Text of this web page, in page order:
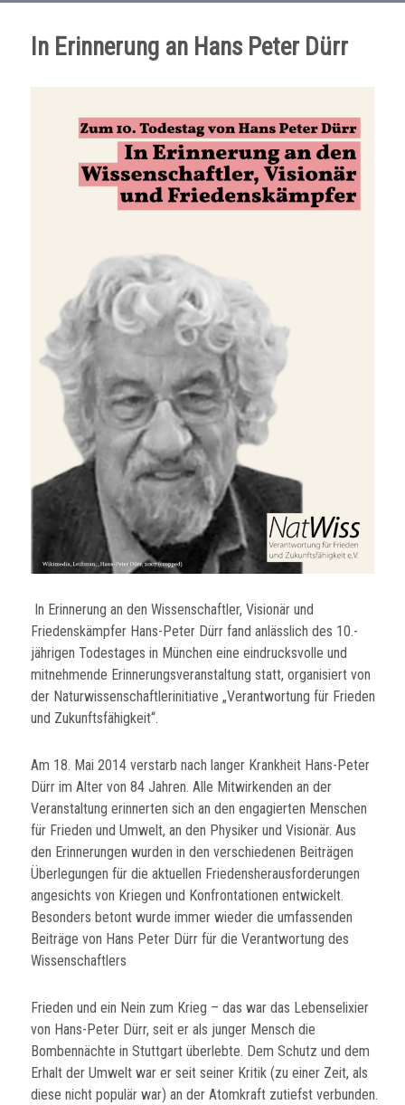
Initiative
In Erinnerung an Hans Peter Dürr
In Erinnerung an den Wissenschaftler, Visionär und
Friedenskämpfer Hans-Peter Dürr fand anlässlich des 10.-
jährigen Todestages in München eine eindrucksvolle und
mitnehmende Erinnerungsveranstaltung statt, organisiert von
der Naturwissenschaftlerinitiative „Verantwortung für Frieden
und Zukunftsfähigkeit“.
Am 18. Mai 2014 verstarb nach langer Krankheit Hans-Peter
Dürr im Alter von 84 Jahren. Alle Mitwirkenden an der
Veranstaltung erinnerten sich an den engagierten Menschen
für Frieden und Umwelt, an den Physiker und Visionär. Aus
den Erinnerungen wurden in den verschiedenen Beiträgen
Überlegungen für die aktuellen Friedensherausforderungen
angesichts von Kriegen und Konfrontationen entwickelt.
Besonders betont wurde immer wieder die umfassenden
Beiträge von Hans Peter Dürr für die Verantwortung des
Wissenschaftlers
Frieden und ein Nein zum Krieg – das war das Lebenselixier
von Hans-Peter Dürr, seit er als junger Mensch die
Bombennächte in Stuttgart überlebte. Dem Schutz und dem
Erhalt der Umwelt war er seit seiner Kritik (zu einer Zeit, als
diese nicht populär war) an der Atomkraft zutiefst verbunden.